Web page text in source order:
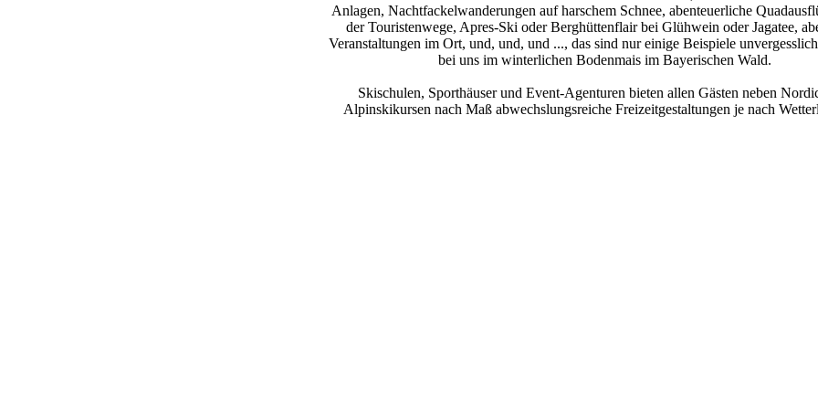
Anlagen, Nachtfackelwanderungen auf harschem Schnee, abenteuerliche
der Touristenwege, Apres-Ski oder Berghüttenflair bei Glühwein oder Jagatee,
Veranstaltungen im Ort, und, und, und ..., das sind nur einige Beispiele
bei uns im winterlichen Bodenmais im Bayerischen Wald.
Skischulen, Sporthäuser und Event-Agenturen bieten allen Gästen neben
Alpinskikursen nach Maß abwechslungsreiche Freizeitgestaltungen je nach